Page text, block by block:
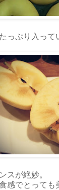
っぷり入って
スが絶妙。
感でとっても